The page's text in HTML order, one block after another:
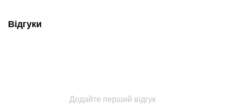
Відгуки
Додайте перший відгук